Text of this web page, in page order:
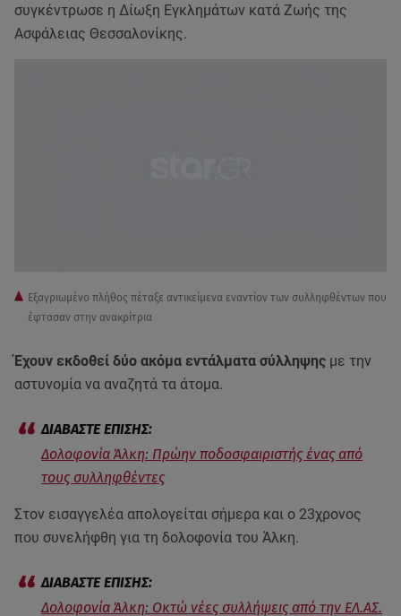
συγκέντρωσε η Δίωξη Εγκλημάτων κατά Ζωής της
Ασφάλειας Θεσσαλονίκης.
Εξαγριωμένο πλήθος πέταξε αντικείμενα εναντίον των συλληφθέντων που
έφτασαν στην ανακρίτρια
Έχουν εκδοθεί δύο ακόμα εντάλματα σύλληψης με την
αστυνομία να αναζητά τα άτομα.
Δολοφονία Άλκη: Πρώην ποδοσφαιριστής ένας από
τους συλληφθέντες
Στον εισαγγελέα απολογείται σήμερα και ο 23χρονος
που συνελήφθη για τη δολοφονία του Άλκη.
Δολοφονία Άλκη: Οκτώ νέες συλλήψεις από την ΕΛ.ΑΣ.